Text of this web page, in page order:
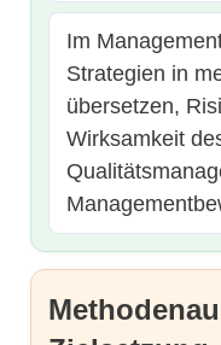
Im
Strategien in
übersetzen,
Wirksamkeit